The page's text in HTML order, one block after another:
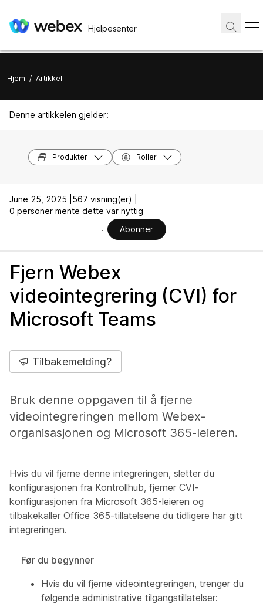
Hjelpesenter
Hjem / Artikkel
Denne artikkelen gjelder:
Produkter Roller
June 25, 2025 | 567 visning(er) |
0 personer mente dette var nyttig
Abonner
Fjern Webex
videointegrering (CVI) for
Microsoft Teams
Tilbakemelding?
Bruk denne oppgaven til å fjerne
videointegreringen mellom Webex-
organisasjonen og Microsoft 365-leieren.
Hvis du vil fjerne denne integreringen, sletter du
konfigurasjonen fra Kontrollhub, fjerner CVI-
konfigurasjonen fra Microsoft 365-leieren og
tilbakekaller Office 365-tillatelsene du tidligere har gitt
integreringen.
Før du begynner
Hvis du vil fjerne videointegreringen, trenger du
følgende administrative tilgangstillatelser: